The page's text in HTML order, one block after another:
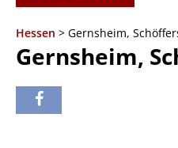
Hessen > Gernsheim,
Gernsheim,